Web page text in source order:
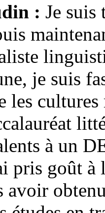
: Je suis
je suis
les
à un
pris goût
avoir